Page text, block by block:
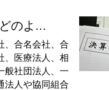
のよ...
、合名会社、合
、医療法人、相
般社団法人、一
法人や協同組合